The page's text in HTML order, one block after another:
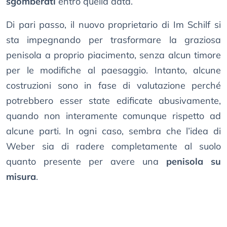
Di pari passo, il nuovo proprietario di Im Schilf si
sta impegnando per trasformare la graziosa
penisola a proprio piacimento, senza alcun timore
per le modifiche al paesaggio. Intanto, alcune
costruzioni sono in fase di valutazione perché
potrebbero esser state edificate abusivamente,
quando non interamente comunque rispetto ad
alcune parti. In ogni caso, sembra che l’idea di
Weber sia di radere completamente al suolo
quanto presente per avere una penisola su
misura.